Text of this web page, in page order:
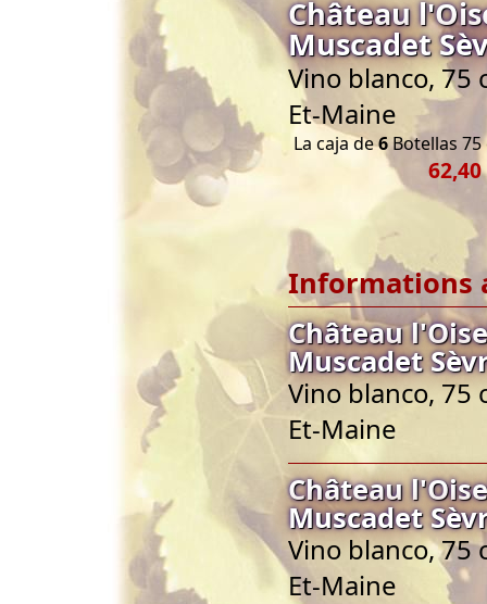
Château
Muscadet
Vino blanco, 75
Et-Maine
La caja de6Botellas 75
62,40
Informations
Château
Muscadet
Vino blanco, 75
Et-Maine
Château
Muscadet
Vino blanco, 75
Et-Maine